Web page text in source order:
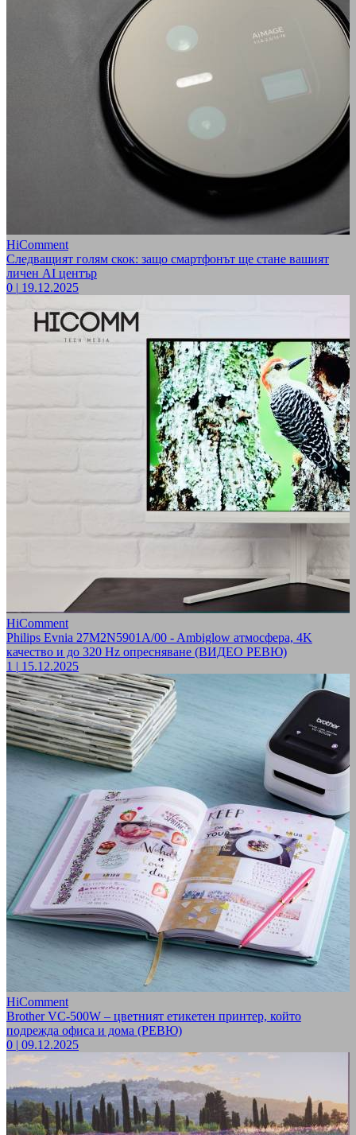
HiComment
Следващият голям скок: защо смартфонът ще стане вашият
личен AI център
0 | 19.12.2025
HiComment
Philips Evnia 27M2N5901A/00 - Ambiglow атмосфера, 4K
качество и до 320 Hz опресняване (ВИДЕО РЕВЮ)
1 | 15.12.2025
HiComment
Brother VC-500W – цветният етикетен принтер, който
подрежда офиса и дома (РЕВЮ)
0 | 09.12.2025